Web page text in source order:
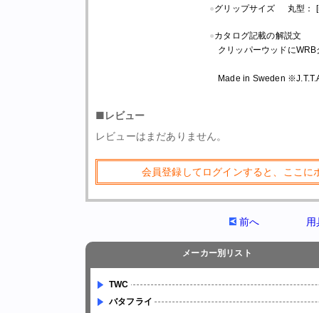
●グリップサイズ 丸型：
●カタログ記載の解説文
クリッパーウッドに
Made in Sweden
■レビュー
レビューはまだありません。
会員登録してログインすると、ここ
前へ
メーカー別リスト
TWC
バタフライ